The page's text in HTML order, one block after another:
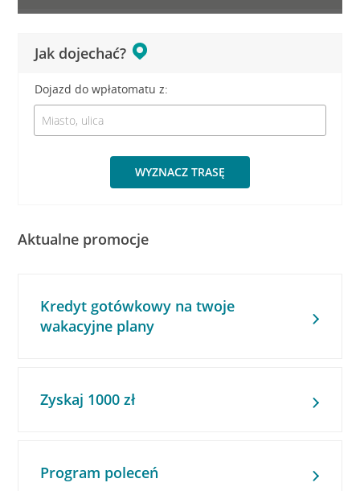
Jak dojechać?
Dojazd do wpłatomatu z:
WYZNACZ TRASĘ
Aktualne promocje
Kredyt gotówkowy na twoje
wakacyjne plany
Zyskaj 1000 zł
Program poleceń